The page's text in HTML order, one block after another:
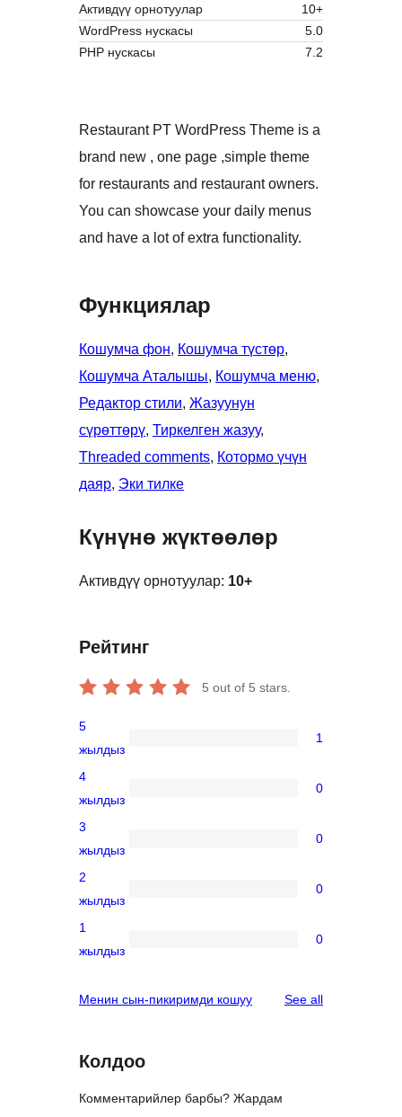
Активдүү орнотуулар
10+
WordPress нускасы
5.0
PHP нускасы
7.2
Restaurant PT WordPress Theme is a
brand new , one page ,simple theme
for restaurants and restaurant owners.
You can showcase your daily menus
and have a lot of extra functionality.
Функциялар
Кошумча фон, Кошумча түстөр
Кошумча Аталышы, Кошумча меню
Редактор стили, Жазуунун
сүрөттөрү, Тиркелген жазуу
Threaded comments, Котормо үчүн
даяр, Эки тилке
Күнүнө жүктөөлөр
Активдүү орнотуулар: 10+
Рейтинг
5 out of 5 stars.
1
5-
5
жылдыз
1
0
4-
4
жылдыз
0
0
3-
3
жылдыз
0
0
2-
2
жылдыз
0
0
star
1
жылдыз
0
Менин сын-пикиримди кошуу See allreviews
Колдоо
Комментарийлер барбы? Жардам